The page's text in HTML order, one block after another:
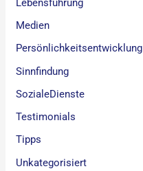
Lebensführung
Medien
Persönlichkeitsentwicklung
Sinnfindung
SozialeDienste
Testimonials
Tipps
Unkategorisiert